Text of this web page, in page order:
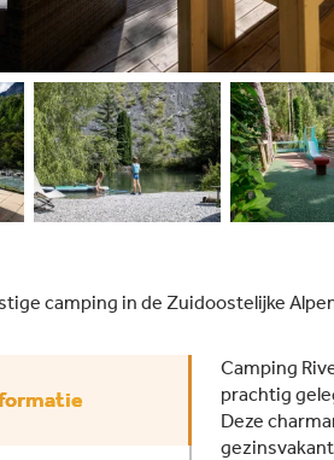
camping in de Zuidoostelijke
Camping
prachtig
Deze